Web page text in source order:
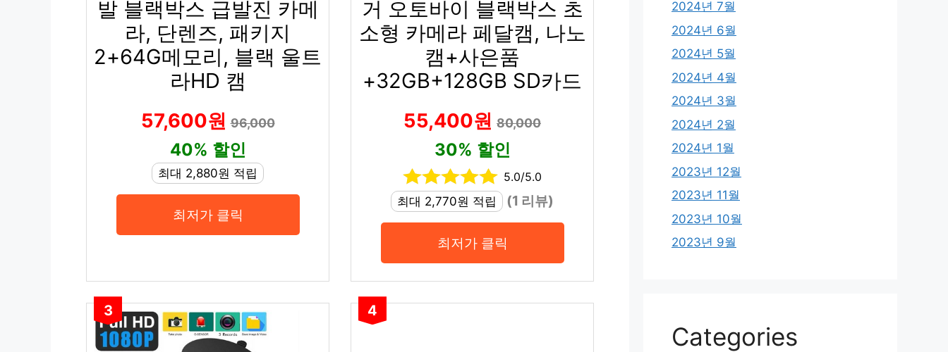
발 블랙박스 급발진 카메
라, 단렌즈, 패키지
2+64G메모리, 블랙 울트
라HD 캠
57,600원96,000
40% 할인
최대 2,880원 적립
최저가 클릭
거 오토바이 블랙박스 초
소형 카메라 페달캠, 나노
캠+사은품
+32GB+128GB SD카드
55,400원 80,000
30% 할인
5.0/5.0
최대 2,770원 적립
(1 리뷰)
최저가 클릭
3 4
2024년 7월
2024년 6월
2024년 5월
2024년 4월
2024년 3월
2024년 2월
2024년 1월
2023년 12월
2023년 11월
2023년 10월
2023년 9월
Categories